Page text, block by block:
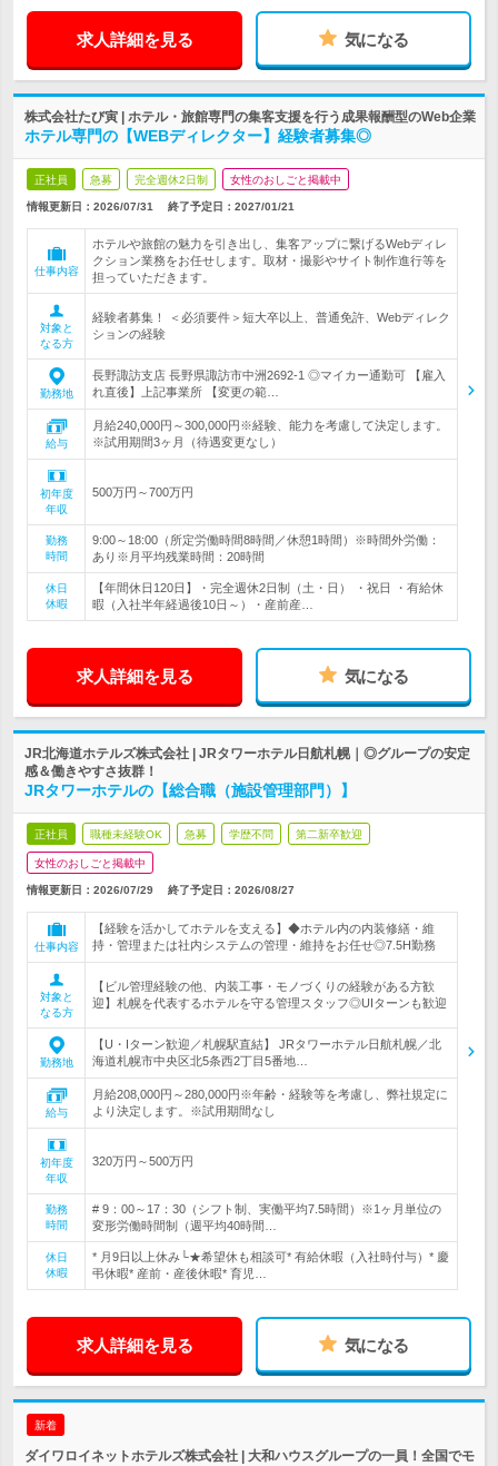
求人詳細を見る 気になる
株式会社たび寅 | ホテル・旅館専門の集客支援を行う成果報酬型のWeb企業
ホテル専門の【WEBディレクター】経験者募集◎
正社員 急募 完全週休2日制 女性のおしごと掲載中
情報更新日：2026/07/31 終了予定日： 2027/01/21
仕事内容
ホテルや旅館の魅力を引き出し、集客アップに繋げるWebディレ
クション業務をお任せします。取材・撮影やサイト制作進行等を
担っていただきます。
対象と
なる方
経験者募集！ ＜必須要件＞短大卒以上、普通免許、Webディレク
ションの経験
勤務地
長野諏訪支店 長野県諏訪市中洲2692-1 ◎マイカー通勤可 【雇入
れ直後】上記事業所 【変更の範…
給与
月給240,000円～300,000円※経験、能力を考慮して決定します。
※試用期間3ヶ月（待遇変更なし）
初年度
年収
500万円～700万円
勤務
時間
9:00～18:00（所定労働時間8時間／休憩1時間）※時間外労働：
あり※月平均残業時間：20時間
休日
休暇
【年間休日120日】・完全週休2日制（土・日） ・祝日 ・有給休
暇（入社半年経過後10日～）・産前産…
求人詳細を見る 気になる
JR北海道ホテルズ株式会社 | JRタワーホテル日航札幌｜◎グループの安定
感＆働きやすさ抜群！
JRタワーホテルの【総合職（施設管理部門）】
正社員 職種未経験OK 急募 学歴不問 第二新卒歓迎
女性のおしごと掲載中
情報更新日：2026/07/29 終了予定日： 2026/08/27
仕事内容
【経験を活かしてホテルを支える】◆ホテル内の内装修繕・維
持・管理または社内システムの管理・維持をお任せ◎7.5H勤務
対象と
なる方
【ビル管理経験の他、内装工事・モノづくりの経験がある方歓
迎】札幌を代表するホテルを守る管理スタッフ◎UIターンも歓迎
勤務地
【U・Iターン歓迎／札幌駅直結】 JRタワーホテル日航札幌／北
海道札幌市中央区北5条西2丁目5番地…
給与
月給208,000円～280,000円※年齢・経験等を考慮し、弊社規定に
より決定します。※試用期間なし
初年度
年収
320万円～500万円
勤務
時間
# 9：00～17：30（シフト制、実働平均7.5時間）※1ヶ月単位の
変形労働時間制（週平均40時間…
休日
休暇
* 月9日以上休み└★希望休も相談可* 有給休暇（入社時付与）* 慶
弔休暇* 産前・産後休暇* 育児…
求人詳細を見る 気になる
新着
ダイワロイネットホテルズ株式会社 | 大和ハウスグループの一員！全国でモ